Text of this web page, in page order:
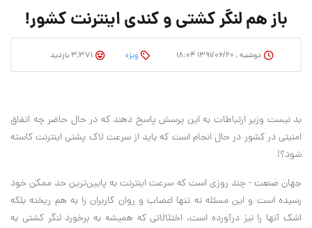
باز هم لنگر کشتی و کندی اینترنت کشور!
دوشنبه , ۱۳۹۱/۰۶/۲۰ ۱۸:۰۴ وِیژه 3,371 بازدید
بد نیست وزیر ارتباطات به این پرسش پاسخ دهند که در حال حاضر چه اتفاق
امنیتی در کشور در حال انجام است که باید از سرعت لاک پشتی اینترنت کاسته
شود؟!
جهان صنعت - چند روزی است که سرعت اینترنت به پایین‌ترین حد ممکن خود
رسیده است و این مسئله نه تنها اعصاب و روان کاربران را به هم ریخته بلکه
اشک آنها را نیز درآورده است، اختلالاتی که همیشه به برخورد لنگر کشتی به